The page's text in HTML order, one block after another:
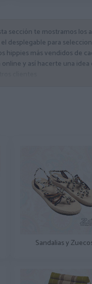
sección te mostramos
desplegable para
más vendidos de
y así hacerte una
Sandalias y